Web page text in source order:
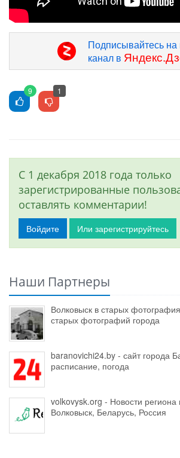
Подписывайтесь
канал в
9 1
С 1 декабря 2018 года только
зарегистрированные
оставлять комментарии!
Войдите Или зарегистрируйтесь
Наши Партнеры
Волковыск в старых
старых фотографий города
baranovichi24.by - сайт города
расписание, погода
volkovysk.org - Новости региона
Волковыск, Беларусь, Россия